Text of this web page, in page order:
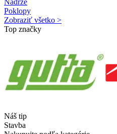
Nádrže
Poklopy
Zobraziť všetko >
Top značky
Náš tip
Stavba